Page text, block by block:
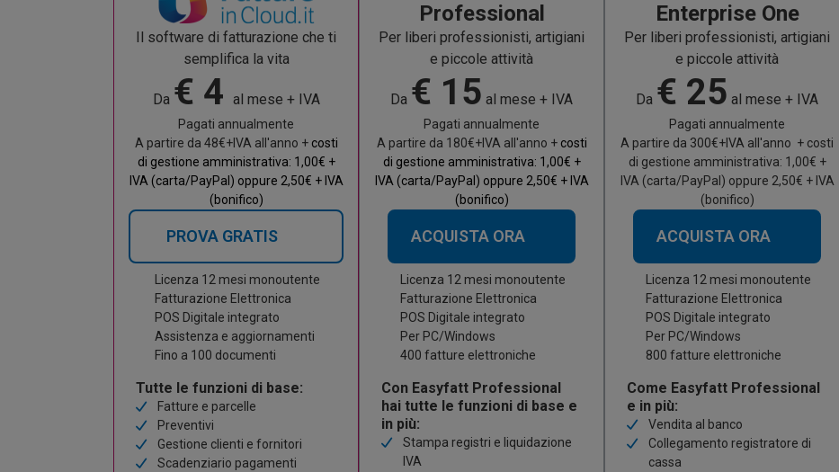
Il software di fatturazione che ti
semplifica la vita
Da € 4 al mese + IVA
Pagati annualmente
A partire da 48€+IVA all'anno + costi
di gestione amministrativa: 1,00€ +
IVA (carta/PayPal) oppure 2,50€ + IVA
(bonifico)
PROVA GRATIS
Licenza 12 mesi monoutente
Fatturazione Elettronica
POS Digitale integrato
Assistenza e aggiornamenti
Fino a 100 documenti
Tutte le funzioni di base:
Fatture e parcelle
Preventivi
Gestione clienti e fornitori
Scadenziario pagamenti
Professional
Per liberi professionisti, artigiani
e piccole attività
Da € 15 al mese + IVA
Pagati annualmente
A partire da 180€+IVA all'anno + costi
di gestione amministrativa: 1,00€ +
IVA (carta/PayPal) oppure 2,50€ + IVA
(bonifico)
ACQUISTA ORA
Licenza 12 mesi monoutente
Fatturazione Elettronica
POS Digitale integrato
Per PC/Windows
400 fatture elettroniche
Con Easyfatt Professional
hai tutte le funzioni di base e
in più:
Stampa registri e liquidazione
IVA
Enterprise One
Per liberi professionisti, artigiani
e piccole attività
Da € 25 al mese + IVA
Pagati annualmente
A partire da 300€+IVA all'anno + costi
di gestione amministrativa: 1,00€ +
IVA (carta/PayPal) oppure 2,50€ + IVA
(bonifico)
ACQUISTA ORA
Licenza 12 mesi monoutente
Fatturazione Elettronica
POS Digitale integrato
Per PC/Windows
800 fatture elettroniche
Come Easyfatt Professional
e in più:
Vendita al banco
Collegamento registratore di
cassa